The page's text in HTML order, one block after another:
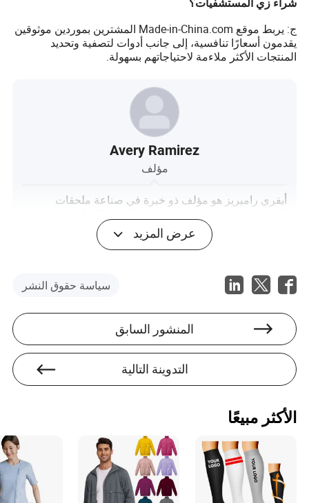
شراء زي المستشفيات؟
ج: يربط موقع Made-in-China.com المشترين بموردين موثوقين
يقدمون أسعارًا تنافسية، إلى جانب أدوات لتصفية وتحديد
المنتجات الأكثر ملاءمة لاحتياجاتهم بسهولة.
Avery Ramirez
مؤلف
أيفري راميريز هو مؤلف ذو خبرة في صناعة ملحقات
عميق لاتجاهات السوق وتقنيات التسويق الاستراتيجية،
يكرس أيفري جهوده لمساعدة العلامات التجارية على التميز
في سوق ملحقات الملابس التنافسية. معروف بتحليلاته
للشركات التي تسعى لتعزيز وجودها والتواصل مع جمهور
أوسع.
عرض المزيد
سياسة حقوق النشر
المنشور السابق
التدوينة التالية
الأكثر مبيعًا